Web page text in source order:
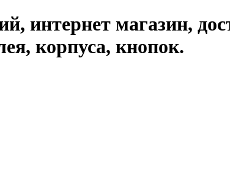
интернет магазин,
корпуса, кнопок.